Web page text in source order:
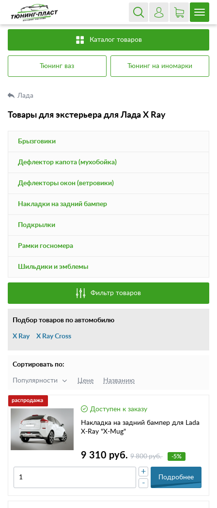
Каталог товаров
Тюнинг ваз Тюнинг на иномарки
Лада
Товары для экстерьера для Лада X Ray
Брызговики
Дефлектор капота (мухобойка)
Дефлекторы окон (ветровики)
Накладки на задний бампер
Подкрылки
Рамки госномера
Шильдики и эмблемы
Фильтр товаров
Подбор товаров по автомобилю
X Ray X Ray Cross
Сортировать по:
Популярности Цене Названию
Доступен к заказу
Накладка на задний бампер для Lada
X-Ray "X-Mug"
9 310 руб. 9 800 руб. -5%
-
+
Подробнее